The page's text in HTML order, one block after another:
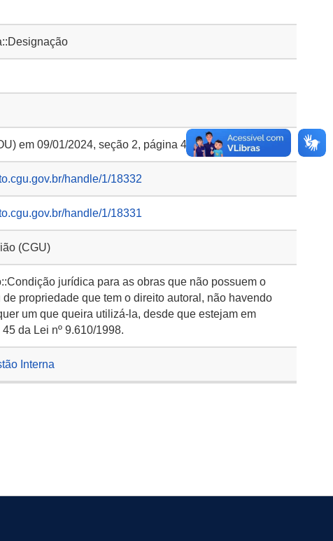
em 09/01/2024, seção 2, página 40
handle/1/18332
handle/1/18331
(CGU)
jurídica para as obras que não possuem o
propriedade que tem o direito autoral, não havendo
um que queira utilizá-la, desde que estejam em
da Lei nº 9.610/1998.
Interna